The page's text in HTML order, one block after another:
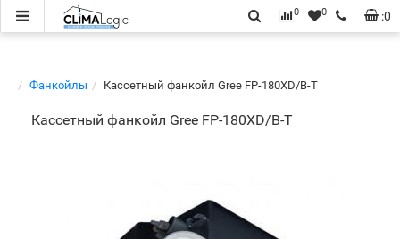
:0
0 0
Фанкойлы Кассетный фанкойл Gree FP-180XD/B-T
Кассетный фанкойл Gree FP-180XD/B-T